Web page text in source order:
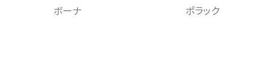
ボーナ ポラック